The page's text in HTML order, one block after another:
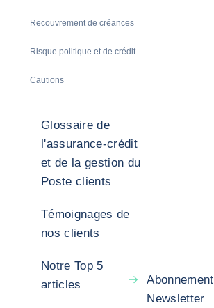
Recouvrement de créances
Risque politique et de crédit
Cautions
Glossaire de
l'assurance-crédit
et de la gestion du
Poste clients
Témoignages de
nos clients
Notre Top 5
articles
Abonnement
Newsletter